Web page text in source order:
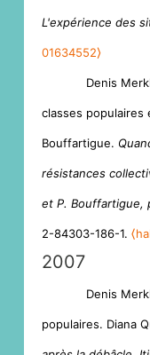
L'expérience des
01634552⟩
Denis
classes populaires
Bouffartigue.
résistances
et P. Bouffartigue,
2-84303-186-1.
2007
Denis
populaires. Diana